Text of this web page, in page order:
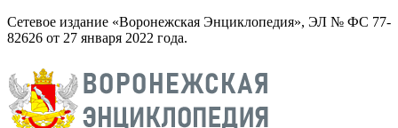
Сетевое издание «Воронежская Энциклопедия», ЭЛ № ФС 77-
82626 от 27 января 2022 года.